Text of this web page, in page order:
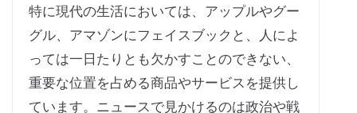
特に現代の生活においては、アップルやグー
グル、アマゾンにフェイスブックと、人によ
っては一日たりとも欠かすことのできない、
重要な位置を占める商品やサービスを提供し
ています。ニュースで見かけるのは政治や戦